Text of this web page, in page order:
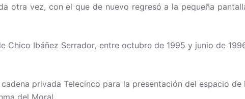
otra vez, con el que de nuevo regresó a la pequeña
Chico Ibáñez Serrador, entre octubre de 1995 y junio de
privada Telecinco para la presentación del espacio
del Moral.